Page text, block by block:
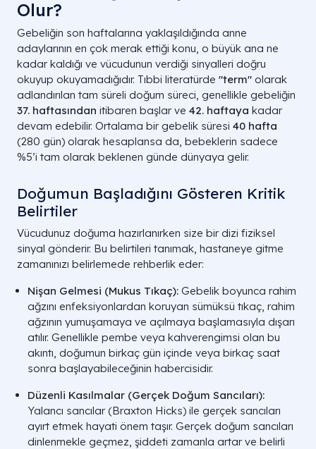
Olur?
Gebeliğin son haftalarına yaklaşıldığında anne
adaylarının en çok merak ettiği konu, o büyük ana ne
kadar kaldığı ve vücudunun verdiği sinyalleri doğru
okuyup okuyamadığıdır. Tıbbi literatürde "term" olarak
adlandırılan tam süreli doğum süreci, genellikle gebeliğin
37. haftasından itibaren başlar ve 42. haftaya kadar
devam edebilir. Ortalama bir gebelik süresi 40 hafta
(280 gün) olarak hesaplansa da, bebeklerin sadece
%5’i tam olarak beklenen günde dünyaya gelir.
Doğumun Başladığını Gösteren Kritik
Belirtiler
Vücudunuz doğuma hazırlanırken size bir dizi fiziksel
sinyal gönderir. Bu belirtileri tanımak, hastaneye gitme
zamanınızı belirlemede rehberlik eder:
Nişan Gelmesi (Mukus Tıkaç): Gebelik boyunca rahim
ağzını enfeksiyonlardan koruyan sümüksü tıkaç, rahim
ağzının yumuşamaya ve açılmaya başlamasıyla dışarı
atılır. Genellikle pembe veya kahverengimsi olan bu
akıntı, doğumun birkaç gün içinde veya birkaç saat
sonra başlayabileceğinin habercisidir.
Düzenli Kasılmalar (Gerçek Doğum Sancıları):
Yalancı sancılar (Braxton Hicks) ile gerçek sancıları
ayırt etmek hayati önem taşır. Gerçek doğum sancıları
dinlenmekle geçmez, şiddeti zamanla artar ve belirli